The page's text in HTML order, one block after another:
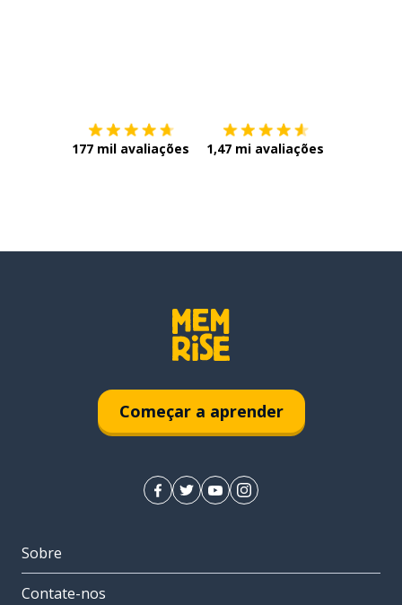
177 mil avaliações 1,47 mi avaliações
Começar a aprender
Sobre
Contate-nos